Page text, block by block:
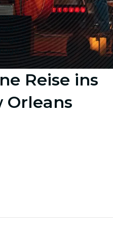
1
2
4
Reise ins
Orleans